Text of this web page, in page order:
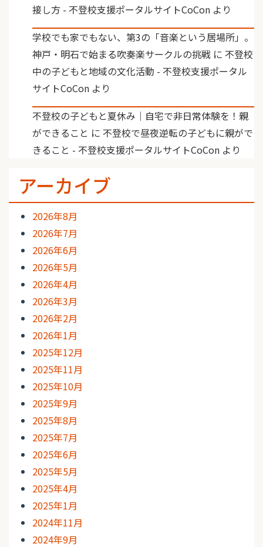
接し方 - 不登校支援ポータルサイトCoCon より
学校でも家でもない、第3の「音楽という居場所」。
神戸・明石で始まる吹奏楽サークルの挑戦 に 不登校
中の子どもと地域の文化活動 - 不登校支援ポータル
サイトCoCon より
不登校の子どもと夏休み｜自宅で非日常体験を！親
ができること に 不登校で昼夜逆転の子どもに親がで
きること - 不登校支援ポータルサイトCoCon より
アーカイブ
2026年8月
2026年7月
2026年6月
2026年5月
2026年4月
2026年3月
2026年2月
2026年1月
2025年12月
2025年11月
2025年10月
2025年9月
2025年8月
2025年7月
2025年6月
2025年5月
2025年4月
2025年1月
2024年11月
2024年9月